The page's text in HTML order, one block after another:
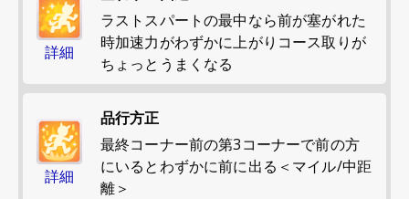
詳細
ラストスパートの最中なら前が塞がれた
時加速力がわずかに上がりコース取りが
ちょっとうまくなる
詳細
品行方正
最終コーナー前の第3コーナーで前の方
にいるとわずかに前に出る＜マイル/中距
離＞